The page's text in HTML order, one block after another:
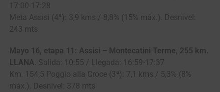
17:00-17:28
Meta Assisi (4ª): 3,9 kms / 8,8% (15% máx.). Desnivel:
243 mts
Mayo 16, etapa 11: Assisi – Montecatini Terme, 255 km.
LLANA . Salida: 10:55 / Llegada: 16:59-17:37
Km. 154,5 Poggio alla Croce (3ª): 7,1 kms / 5,3% (8%
máx.). Desnivel: 378 mts